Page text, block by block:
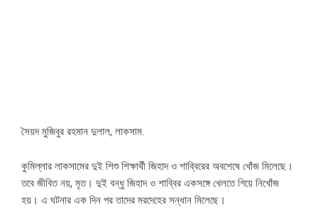
সৈয়দ মুজিবুর রহমান দুলাল, লাকসাম.
কুমিল্লার লাকসামের দুই শিশু শিক্ষার্থী জিহাদ ও শাব্বিরের অবশেষে খোঁজ মিলেছে।
তবে জীবিত নয়, মৃত। দুই বন্ধু জিহাদ ও শাব্বির একসঙ্গে খেলতে গিয়ে নিখোঁজ
হয়। এ ঘটনার এক দিন পর তাদের মরদেহের সন্ধান মিলেছে।